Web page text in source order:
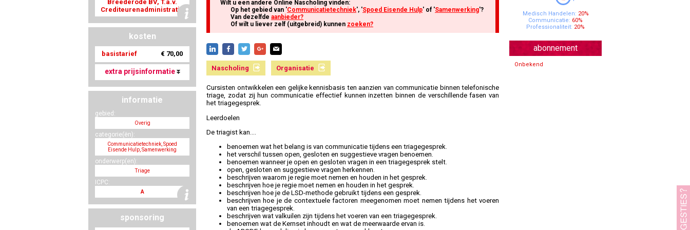
Specialisten Ouderengeneeskunde
Breederode BV, T.a.v.
Crediteurenadministratie
kosten
basistarief € 70,00
extra prijsinformatie
informatie
gebied:
Overig
categorie(ën):
Communicatietechniek, Spoed
Eisende Hulp, Samenwerking
onderwerp(en):
Triage
ICPC:
A
sponsoring
Medisch Handelen: 20%
Communicatie: 60%
Professionaliteit: 20%
abonnement
Onbekend
Wilt u een andere Online Nascholing vinden:
Op het gebied van 'Communicatietechniek', 'Spoed Eisende Hulp' of 'Samenwerking'?
Van dezelfde aanbieder?
Of wilt u liever zelf (uitgebreid) kunnen zoeken?
Nascholing Organisatie
Cursisten ontwikkelen een gelijke kennisbasis ten aanzien van communicatie binnen telefonische
triage, zodat zij hun communicatie effectief kunnen inzetten binnen de verschillende fasen van
het triagegesprek.
Leerdoelen
De triagist kan….
benoemen wat het belang is van communicatie tijdens een triagegesprek.
het verschil tussen open, gesloten en suggestieve vragen benoemen.
benoemen wanneer je open en gesloten vragen in een triagegesprek stelt.
open, gesloten en suggestieve vragen herkennen.
beschrijven waarom je regie moet nemen en houden in het gesprek.
beschrijven hoe je regie moet nemen en houden in het gesprek.
beschrijven hoe je de LSD-methode gebruikt tijdens een gesprek.
beschrijven hoe je de contextuele factoren meegenomen moet nemen tijdens het voeren
van een triagegesprek.
beschrijven wat valkuilen zijn tijdens het voeren van een triagegesprek.
benoemen wat de Kernset inhoudt en wat de meerwaarde ervan is.